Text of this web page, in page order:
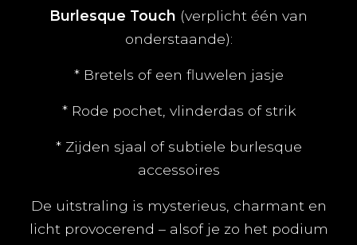
Burlesque Touch (verplicht één van
onderstaande):
* Bretels of een fluwelen jasje
* Rode pochet, vlinderdas of strik
* Zijden sjaal of subtiele burlesque
accessoires
De uitstraling is mysterieus, charmant en
licht provocerend – alsof je zo het podium